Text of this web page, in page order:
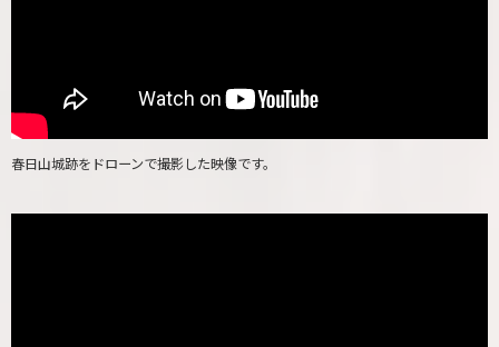
春日山城跡をドローンで撮影した映像です。